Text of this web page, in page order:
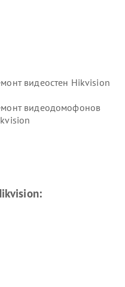
видеостен Hikvision
видеодомофонов